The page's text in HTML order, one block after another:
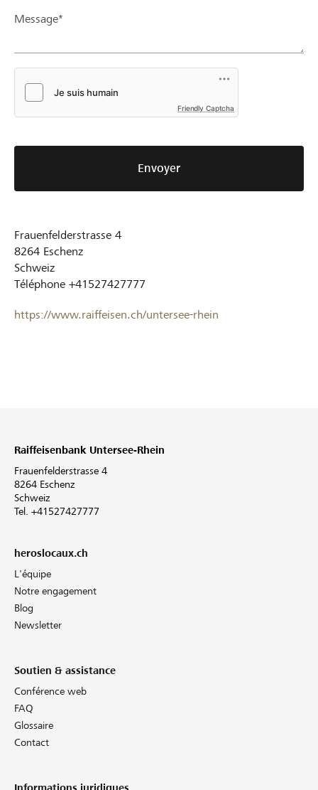
Message*
Friendly Captcha
Envoyer
Frauenfelderstrasse 4
8264 Eschenz
Schweiz
Téléphone +41527427777
https://www.raiffeisen.ch/untersee-rhein
Raiffeisenbank Untersee-Rhein
Frauenfelderstrasse 4
8264 Eschenz
Schweiz
Tel. +41527427777
heroslocaux.ch
L'équipe
Notre engagement
Blog
Newsletter
Soutien & assistance
Conférence web
FAQ
Glossaire
Contact
Informations juridiques